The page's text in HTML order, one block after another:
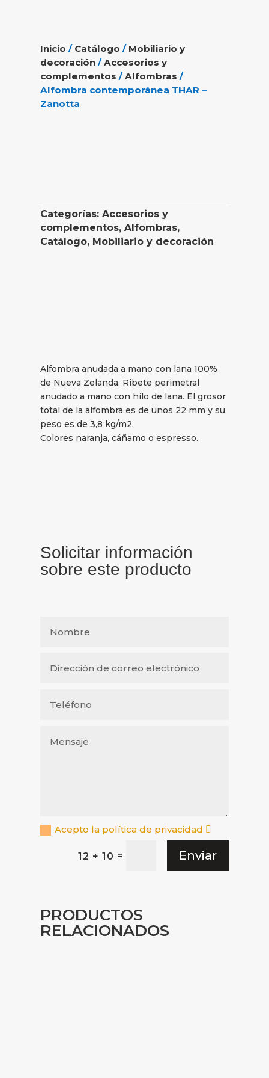
Inicio / Catálogo / Mobiliario y
decoración /Accesorios y
complementos /Alfombras /
Alfombra contemporánea THAR –
Zanotta
Categorías:Accesorios y
complementos,Alfombras,
Catálogo, Mobiliario y decoración
Alfombra anudada a mano con lana 100%
de Nueva Zelanda. Ribete perimetral
anudado a mano con hilo de lana. El grosor
total de la alfombra es de unos 22 mm y su
peso es de 3,8 kg/m2.
Colores naranja, cáñamo o espresso.
Solicitar información
sobre este producto
Acepto la política de privacidad
12 + 10 = Enviar
PRODUCTOS
RELACIONADOS